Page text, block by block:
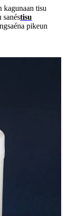
kagunaan tisu
sanéstisu
pikeun